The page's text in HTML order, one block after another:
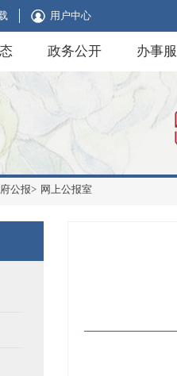
用户中心
政务公开 办事
公报> 网上公报室